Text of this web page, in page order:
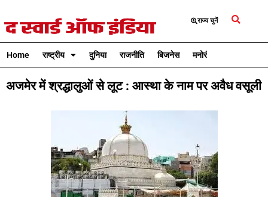
राज्य चुनें
Home राष्ट्रीय दुनिया राजनीति बिजनेस मनोरंजन
अजमेर में श्रद्धालुओं से लूट : आस्था के नाम पर अवैध वसूली